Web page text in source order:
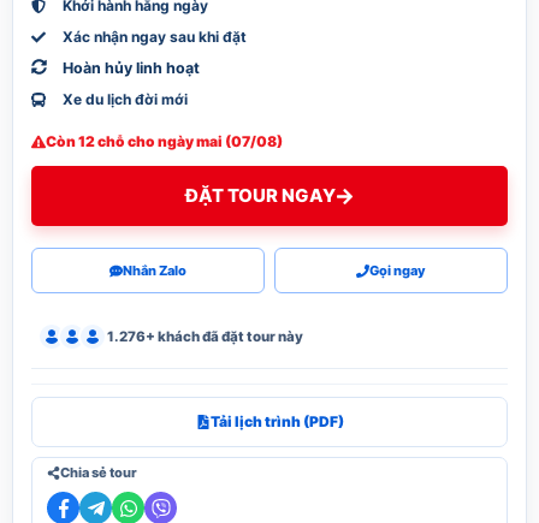
Khởi hành hằng ngày
Xác nhận ngay sau khi đặt
Hoàn hủy linh hoạt
Xe du lịch đời mới
Còn 12 chỗ cho ngày mai (07/08)
ĐẶT TOUR NGAY
Nhắn Zalo Gọi ngay
1.276+ khách đã đặt tour này
Tải lịch trình (PDF)
Chia sẻ tour